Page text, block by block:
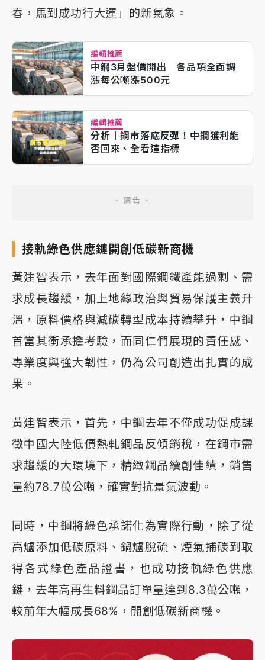
春，馬到成功行大運」的新氣象。
編輯推薦
中鋼3月盤價開出 各品項全面調
漲每公噸漲500元
編輯推薦
分析〡鋼市落底反彈！中鋼獲利能
否回來、全看這指標
接軌綠色供應鏈開創低碳新商機
黃建智表示，去年面對國際鋼鐵產能過剩、需
求成長趨緩，加上地緣政治與貿易保護主義升
溫，原料價格與減碳轉型成本持續攀升，中鋼
首當其衝承擔考驗，而同仁們展現的責任感、
專業度與強大韌性，仍為公司創造出扎實的成
果。
黃建智表示，首先，中鋼去年不僅成功促成課
徵中國大陸低價熱軋鋼品反傾銷稅，在鋼市需
求趨緩的大環境下，精緻鋼品續創佳績，銷售
量約78.7萬公噸，確實對抗景氣波動。
同時，中鋼將綠色承諾化為實際行動，除了從
高爐添加低碳原料、鍋爐脫硫、煙氣捕碳到取
得各式綠色產品證書，也成功接軌綠色供應
鏈，去年高再生料鋼品訂單量達到8.3萬公噸，
較前年大幅成長68%，開創低碳新商機。